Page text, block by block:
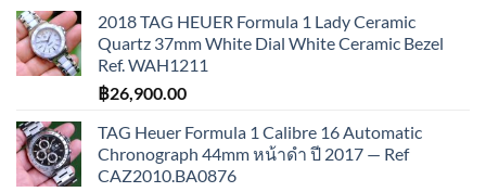
2018 TAG HEUER Formula 1 Lady Ceramic
Quartz 37mm White Dial White Ceramic Bezel
Ref. WAH1211
฿26,900.00
TAG Heuer Formula 1 Calibre 16 Automatic
Chronograph 44mm หน้าดำ ปี 2017 — Ref
CAZ2010.BA0876